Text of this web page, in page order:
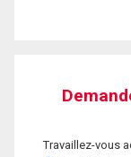
Travaillez-vous